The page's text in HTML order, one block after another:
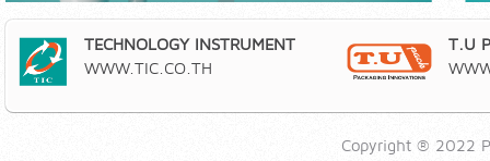
TECHNOLOGY INSTRUMENT
WWW.TIC.CO.TH
T.U
Copyright ® 2022